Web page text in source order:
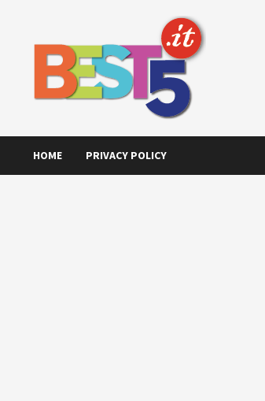
HOME PRIVACY POLICY